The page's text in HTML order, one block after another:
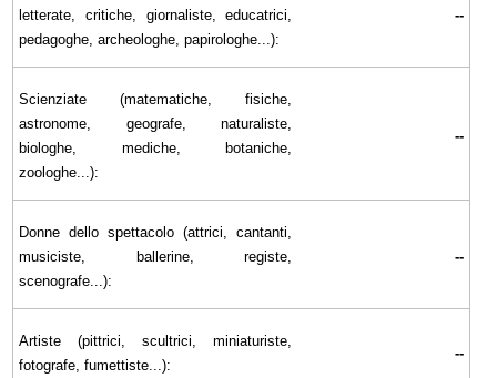
letterate, critiche, giornaliste, educatrici,
pedagoghe, archeologhe, papirologhe...):
--
Scienziate (matematiche, fisiche,
astronome, geografe, naturaliste,
biologhe, mediche, botaniche,
zoologhe...):
--
Donne dello spettacolo (attrici, cantanti,
musiciste, ballerine, registe,
scenografe...):
--
Artiste (pittrici, scultrici, miniaturiste,
fotografe, fumettiste...):
--